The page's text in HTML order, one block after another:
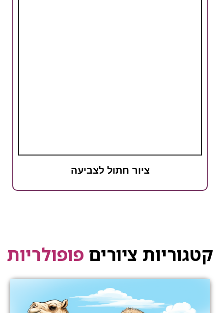
ציור חתול לצביעה
קטגוריות ציורים פופולריות